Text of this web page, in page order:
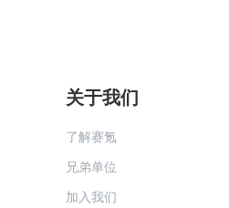
关于我们
了解赛氪
兄弟单位
加入我们